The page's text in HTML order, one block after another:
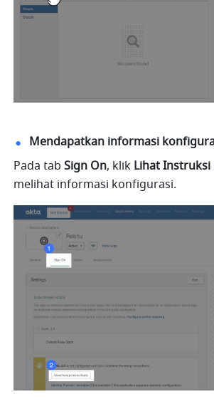
Mendapatkan informasi
Pada tab Sign On, klik Lihat Instruksi
melihat informasi konfigurasi.